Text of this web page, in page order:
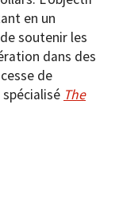
en un
soutenir les
dans des
de
The